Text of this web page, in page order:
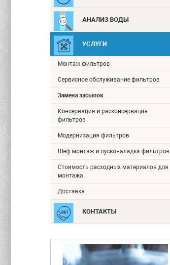
АНАЛИЗ ВОДЫ
УСЛУГИ
Монтаж фильтров
Сервисное обслуживание фильтров
Замена засыпок
Консервация и расконсервация
фильтров
Модернизация фильтров
Шеф монтаж и пусконаладка фильтров
Стоимость расходных материалов для
монтажа
Доставка
КОНТАКТЫ